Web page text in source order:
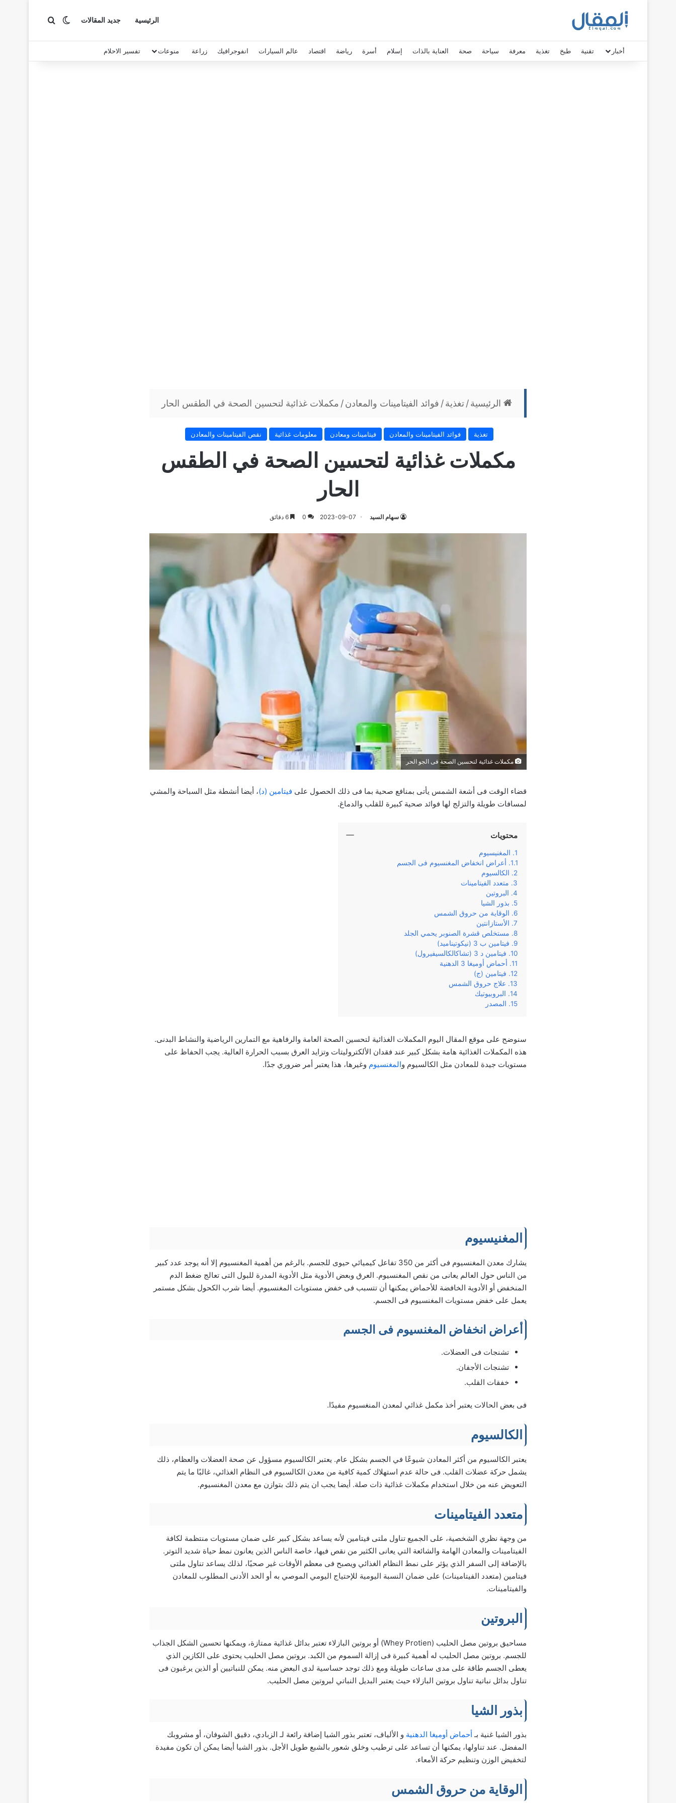
الرئيسية جديد المقالات الوضع المظلم
بحث عن
أخبار تقنية طبخ تغذية معرفة سياحة صحة العناية بالذات إسلام أسرة رياضة اقتصاد عالم السيارات انفوجرافيك زراعة منوعات تفسير الاحلام
الرئيسية/تغذية/ فوائد الفيتامينات والمعادن/ مكملات غذائية لتحسين الصحة في الطقس الحار
تغذية فوائد الفيتامينات والمعادن فيتامينات ومعادن معلومات غذائية نقص الفيتامينات والمعادن
مكملات غذائية لتحسين الصحة في الطقس
الحار
سهام السيد 2023-09-07
0
مكملات غذائية لتحسين الصحة فى الجو الحر
قضاء الوقت فى أشعة الشمس يأتى بمنافع صحية بما فى ذلك الحصول على فيتامين (د)، أيضا أنشطة مثل السباحة والمشي
لمسافات طويلة والتزلج لها فوائد صحية كبيرة للقلب والدماغ.
محتويات
المغنيسيوم
أعراض انخفاض المغنسيوم فى الجسم
الكالسيوم
متعدد الفيتامينات
البروتين
بذور الشيا
الوقاية من حروق الشمس
الأستازانتين
مستخلص قشرة الصنوبر يحمي الجلد
فيتامين ب 3 (نيكوتيناميد)
فيتامين د 3 (تشاكالكالسيفيرول)
أحماض أوميغا 3 الدهنية
فيتامين (ج)
علاج حروق الشمس
البروبيوتيك
المصدر
سنوضح على موقع المقال اليوم المكملات الغذائية لتحسين الصحة العامة والرفاهية مع التمارين الرياضية والنشاط البدنى.
هذه المكملات الغذائية هامة بشكل كبير عند فقدان الألكتروليتات وتزايد العرق بسبب الحرارة العالية. يجب الحفاظ على
مستويات جيدة للمعادن مثل الكالسيوم والمغنسيوم وغيرها، هذا يعتبر أمر ضروري جدًا.
المغنيسيوم
يشارك معدن المغنسيوم فى أكثر من 350 تفاعل كيميائي حيوى للجسم. بالرغم من أهمية المغنسيوم إلا أنه يوجد عدد كبير
من الناس حول العالم يعانى من نقص المغنسيوم. العرق وبعض الأدوية مثل الأدوية المدرة للبول التى تعالج ضغط الدم
المنخفض أو الأدوية الخافضة للأحماض يمكنها أن تتسبب فى خفض مستويات المغنسيوم. أيضا شرب الكحول بشكل مستمر
يعمل على خفض مستويات المغنسيوم فى الجسم.
أعراض انخفاض المغنسيوم فى الجسم
تشنجات فى العضلات.
تشنجات الأجفان.
خفقات القلب.
فى بعض الحالات يعتبر أخذ مكمل غذائي لمعدن المنغسيوم مفيدًا.
الكالسيوم
يعتبر الكالسيوم من أكثر المعادن شيوعًا في الجسم بشكل عام. يعتبر الكالسيوم مسؤول عن صحة العضلات والعظام، ذلك
يشمل حركة عضلات القلب. فى حالة عدم استهلاك كمية كافية من معدن الكالسيوم فى النظام الغذائي، غالبًا ما يتم
التعويض عنه من خلال استخدام مكملات غذائية ذات صلة. أيضا يجب ان يتم ذلك بتوازن مع معدن المغنسيوم.
متعدد الفيتامينات
من وجهة نظري الشخصية، على الجميع تناول ملتى فيتامين لأنه يساعد بشكل كبير على ضمان مستويات منتظمة لكافة
الفيتامينات والمعادن الهامة والشائعة التي يعانى الكثير من نقص فيها، خاصة الناس الذين يعانون نمط حياة شديد التوتر.
بالإضافة إلى السفر الذي يؤثر على نمط النظام الغذائي ويصبح فى معظم الأوقات غير صحيًا، لذلك يساعد تناول ملتى
فيتامين (متعدد الفيتامينات) على ضمان النسبة اليومية للإحتياج اليومي الموصي به أو الحد الأدنى المطلوب للمعادن
والفيتامينات.
البروتين
مساحيق بروتين مصل الحليب (Whey Protien) أو بروتين البازلاء تعتبر بدائل غذائية ممتازة، ويمكنها تحسين الشكل الجذاب
للجسم. بروتين مصل الحليب له أهمية كبيرة فى إزالة السموم من الكبد. بروتين مصل الحليب يحتوى على الكازين الذي
يعطى الجسم طاقة على مدى ساعات طويلة ومع ذلك توجد حساسية لدى البعض منه. يمكن للنباتيين أو الذين يرغبون فى
تناول بدائل نباتية تناول بروتين البازلاء حيث يعتبر البديل النباتي لبروتين مصل الحليب.
بذور الشيا
بذور الشيا غنية بـأحماض أوميغا الدهنية و الألياف، تعتبر بذور الشيا إضافة رائعة لـ الزبادي، دقيق الشوفان، أو مشروبك
المفضل. عند تناولها، يمكنها أن تساعد على ترطيب وخلق شعور بالشبع طويل الأجل. بذور الشيا أيضا يمكن أن تكون مفيدة
لتخفيض الوزن وتنظيم حركة الأمعاء.
الوقاية من حروق الشمس